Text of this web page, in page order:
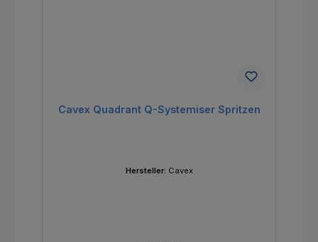
Cavex Quadrant Q-Systemiser Spritzen
Hersteller: Cavex